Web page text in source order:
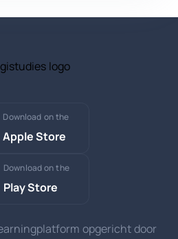
Download on the
Apple Store
Download on the
Play Store
opgericht door